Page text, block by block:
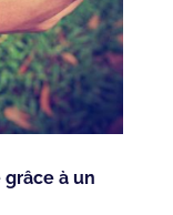
grâce à un